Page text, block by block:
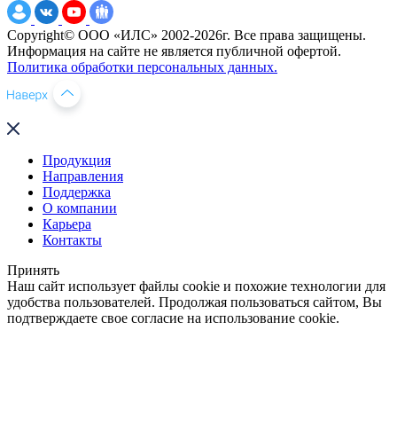
Copyright© ООО «ИЛС» 2002-2026г. Все права защищены.
Информация на сайте не является публичной офертой.
Политика обработки персональных данных.
Продукция
Направления
Поддержка
О компании
Карьера
Контакты
Принять
Наш сайт использует файлы cookie и похожие технологии для
удобства пользователей. Продолжая пользоваться сайтом, Вы
подтверждаете свое согласие на использование cookie.